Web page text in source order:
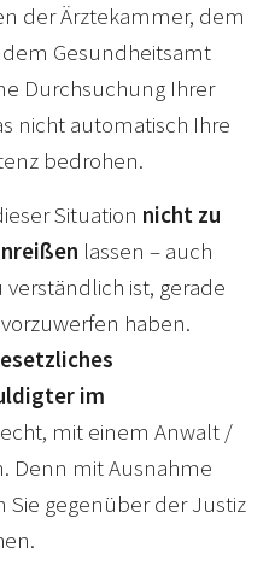
der Ärztekammer, dem
Gesundheitsamt
Durchsuchung Ihrer
nicht automatisch Ihre
bedrohen.
Situation nicht zu
lassen – auch
ist, gerade
haben.
im
mit einem Anwalt /
Denn mit Ausnahme
Sie gegenüber der Justiz